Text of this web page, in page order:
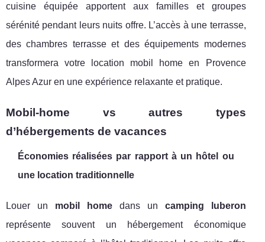
cuisine équipée apportent aux familles et groupes
sérénité pendant leurs nuits offre. L’accès à une terrasse,
des chambres terrasse et des équipements modernes
transformera votre location mobil home en Provence
Alpes Azur en une expérience relaxante et pratique.
Mobil-home vs autres types
d’hébergements de vacances
Économies réalisées par rapport à un hôtel ou
une location traditionnelle
Louer un mobil homedans un camping luberon
représente souvent un hébergement économique